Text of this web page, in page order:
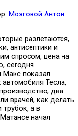
Мозговой Антон
разлетаются,
антисептики и
спросом, цена на
сегодня
Макс показал
Тесла,
два
врачей, как делать
а в
начал